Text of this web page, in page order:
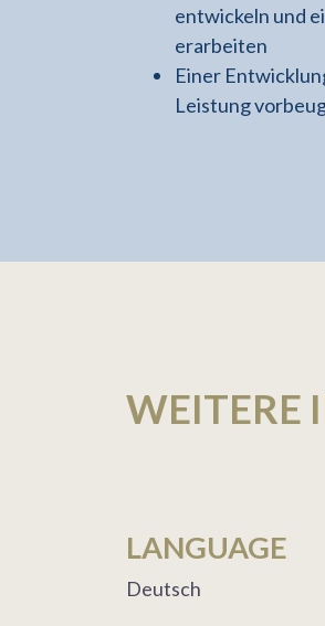
entwickeln und
erarbeiten
Einer
Leistung
WEITERE
LANGUAGE
Deutsch